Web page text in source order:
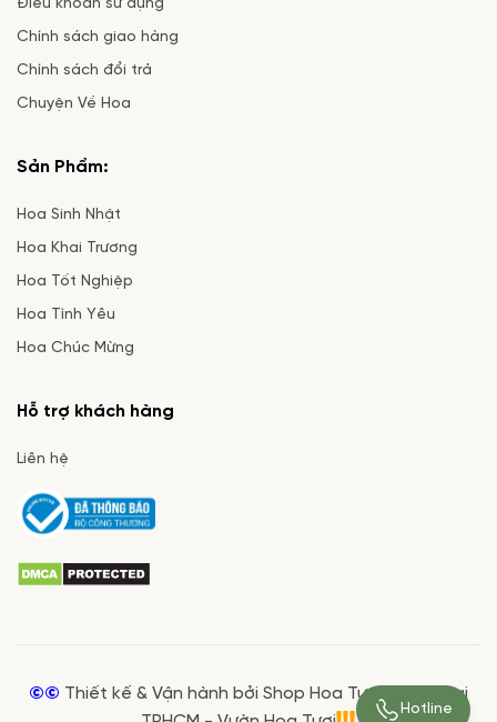
Điều khoản sử dụng
Chính sách giao hàng
Chính sách đổi trả
Chuyện Về Hoa
Sản Phẩm:
Hoa Sinh Nhật
Hoa Khai Trương
Hoa Tốt Nghiệp
Hoa Tình Yêu
Hoa Chúc Mừng
Hỗ trợ khách hàng
Liên hệ
©© Thiết kế & Vận hành bởi Shop Hoa Tươi Giá Rẻ tại
Hotline